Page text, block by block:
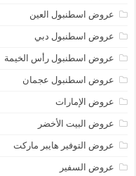
عروض اسطنبول العين
عروض اسطنبول دبي
عروض اسطنبول رأس الخيمة
عروض اسطنبول عجمان
عروض الإمارات
عروض البيت الأخضر
عروض التوفير هايبر ماركت
عروض السفير